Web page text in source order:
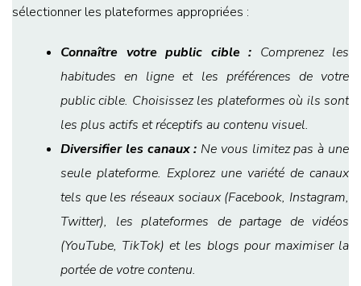
sélectionner les plateformes appropriées :
Connaître votre public cible : Comprenez les
habitudes en ligne et les préférences de votre
public cible. Choisissez les plateformes où ils sont
les plus actifs et réceptifs au contenu visuel.
Diversifier les canaux : Ne vous limitez pas à une
seule plateforme. Explorez une variété de canaux
tels que les réseaux sociaux (Facebook, Instagram,
Twitter), les plateformes de partage de vidéos
(YouTube, TikTok) et les blogs pour maximiser la
portée de votre contenu.